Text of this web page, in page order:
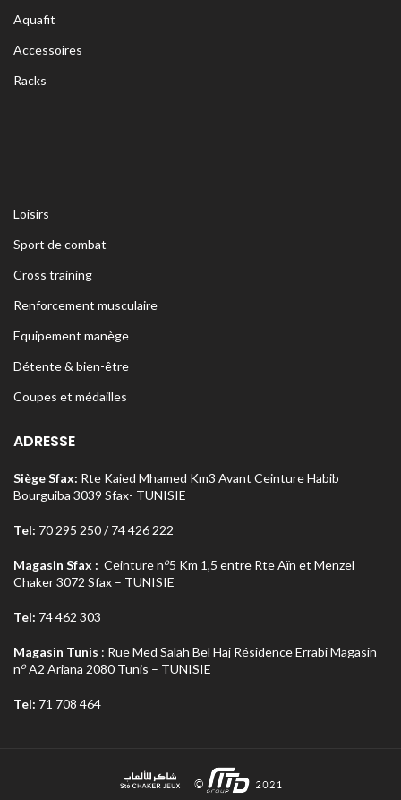
Aquafit
Accessoires
Racks
Loisirs
Sport de combat
Cross training
Renforcement musculaire
Equipement manège
Détente & bien-être
Coupes et médailles
ADRESSE
Siège Sfax: Rte Kaied Mhamed Km3 Avant Ceinture Habib
Bourguiba 3039 Sfax- TUNISIE
Tel: 70 295 250 / 74 426 222
Magasin Sfax : Ceinture no5 Km 1,5 entre Rte Aïn et Menzel
Chaker 3072 Sfax – TUNISIE
Tel: 74 462 303
Magasin Tunis : Rue Med Salah Bel Haj Résidence Errabi Magasin
noA2 Ariana 2080 Tunis – TUNISIE
Tel: 71 708 464